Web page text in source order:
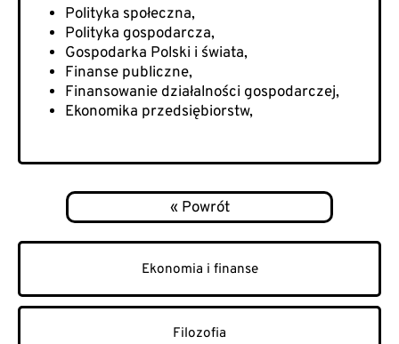
Polityka społeczna,​
Polityka gospodarcza​,
Gospodarka Polski i świata,​
Finanse publiczne​,
Finansowanie działalności gospodarczej,
Ekonomika przedsiębiorstw,
Ekonomia i finanse
Filozofia